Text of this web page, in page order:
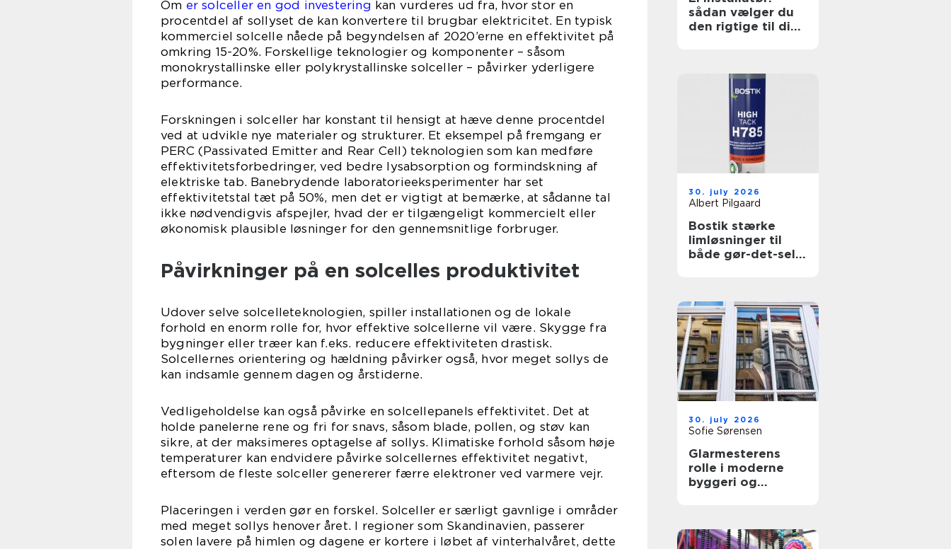
Om er solceller en god investering kan vurderes ud fra, hvor stor en
procentdel af sollyset de kan konvertere til brugbar elektricitet. En typisk
kommerciel solcelle nåede på begyndelsen af 2020’erne en effektivitet på
omkring 15-20%. Forskellige teknologier og komponenter – såsom
monokrystallinske eller polykrystallinske solceller – påvirker yderligere
performance.
Forskningen i solceller har konstant til hensigt at hæve denne procentdel
ved at udvikle nye materialer og strukturer. Et eksempel på fremgang er
PERC (Passivated Emitter and Rear Cell) teknologien som kan medføre
effektivitetsforbedringer, ved bedre lysabsorption og formindskning af
elektriske tab. Banebrydende laboratorieeksperimenter har set
effektivitetstal tæt på 50%, men det er vigtigt at bemærke, at sådanne tal
ikke nødvendigvis afspejler, hvad der er tilgængeligt kommercielt eller
økonomisk plausible løsninger for den gennemsnitlige forbruger.
Påvirkninger på en solcelles produktivitet
Udover selve solcelleteknologien, spiller installationen og de lokale
forhold en enorm rolle for, hvor effektive solcellerne vil være. Skygge fra
bygninger eller træer kan f.eks. reducere effektiviteten drastisk.
Solcellernes orientering og hældning påvirker også, hvor meget sollys de
kan indsamle gennem dagen og årstiderne.
Vedligeholdelse kan også påvirke en solcellepanels effektivitet. Det at
holde panelerne rene og fri for snavs, såsom blade, pollen, og støv kan
sikre, at der maksimeres optagelse af sollys. Klimatiske forhold såsom høje
temperaturer kan endvidere påvirke solcellernes effektivitet negativt,
eftersom de fleste solceller genererer færre elektroner ved varmere vejr.
Placeringen i verden gør en forskel. Solceller er særligt gavnlige i områder
med meget sollys henover året. I regioner som Skandinavien, passerer
solen lavere på himlen og dagene er kortere i løbet af vinterhalvåret, dette
sådan vælger du
den rigtige til dine
30. july 2026
Albert Pilgaard
Bostik stærke
limløsninger til
både gør-det-selv
30. july 2026
Sofie Sørensen
Glarmesterens
rolle i moderne
byggeri og